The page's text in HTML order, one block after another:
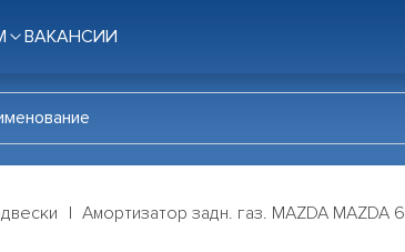
ВАКАНСИИ
Амортизатор задн. газ. MAZDA MAZDA 6